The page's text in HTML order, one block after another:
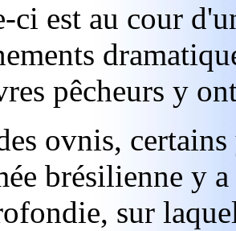
ci est au cour
pêcheurs y
ovnis,
brésilienne y
sur